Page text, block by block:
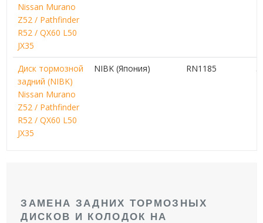
Nissan Murano
Z52 / Pathfinder
R52 / QX60 L50
JX35
Диск тормозной
задний (NIBK)
Nissan Murano
Z52 / Pathfinder
R52 / QX60 L50
JX35
NIBK (Япония) RN1185 5
ЗАМЕНА ЗАДНИХ ТОРМОЗНЫХ
ДИСКОВ И КОЛОДОК НА